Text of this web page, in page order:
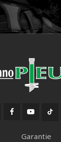
Garantie